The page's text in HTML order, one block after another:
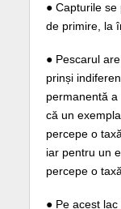
● Capturile
de primire, la
● Pescarul
prinși
permanentă
că un
percepe o
iar pentru un
percepe o
● Pe acest